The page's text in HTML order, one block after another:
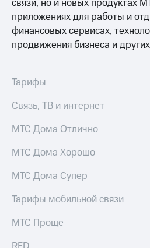
связи, но и новых продуктах
приложениях для работы и
финансовых сервисах,
продвижения бизнеса и
Тарифы
Связь, ТВ и интернет
МТС Дома Отлично
МТС Дома Хорошо
МТС Дома Супер
Тарифы мобильной связи
МТС Проще